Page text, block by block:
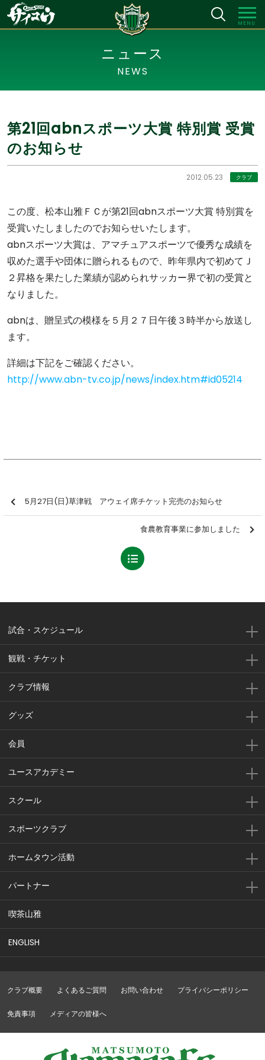
MENU
ニュース
NEWS
第21回abnスポーツ大賞 特別賞 受賞
のお知らせ
2012.05.23 クラブ
この度、松本山雅ＦＣが第21回abnスポーツ大賞 特別賞を
受賞いたしましたのでお知らせいたします。
abnスポーツ大賞は、アマチュアスポーツで優秀な成績を
収めた選手や団体に贈られるもので、昨年県内で初めてＪ
２昇格を果たした業績が認められサッカー界で初の受賞と
なりました。
abnは、贈呈式の模様を５月２７日午後３時半から放送し
ます。
詳細は下記をご確認ください。
http://www.abn-tv.co.jp/news/index.htm#id05214
5月27日(日)草津戦 アウェイ席チケット完売のお知らせ
食農教育事業に参加しました
試合・スケジュール
観戦・チケット
クラブ情報
グッズ
会員
ユースアカデミー
スクール
スポーツクラブ
ホームタウン活動
パートナー
喫茶山雅
ENGLISH
クラブ概要 よくあるご質問 お問い合わせ プライバシーポリシー
免責事項 メディアの皆様へ